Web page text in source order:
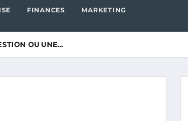
FINANCES MARKETING
OU UNE…